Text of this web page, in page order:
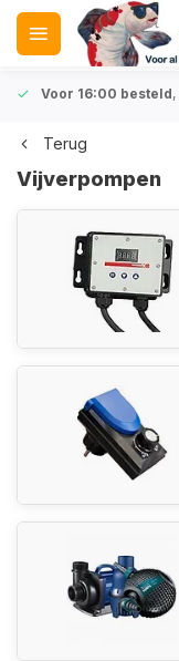
Voor 16:00 besteld,
Terug
Vijverpompen